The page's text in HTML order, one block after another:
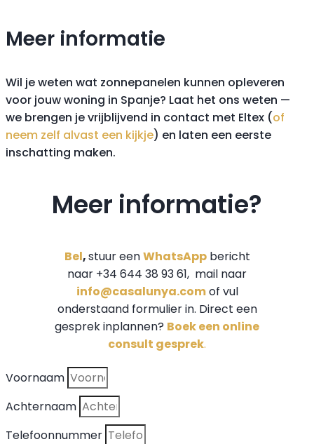
Meer informatie
Wil je weten wat zonnepanelen kunnen opleveren
voor jouw woning in Spanje? Laat het ons weten —
we brengen je vrijblijvend in contact met Eltex (of
neem zelf alvast een kijkje) en laten een eerste
inschatting maken.
Meer informatie?
Bel,stuur eenWhatsApp bericht
naar +34 644 38 93 61, mail naar
info@casalunya.comof vul
onderstaand formulier in. Direct een
gesprek inplannen? Boek een online
consult gesprek.
Voornaam
Achternaam
Telefoonnummer